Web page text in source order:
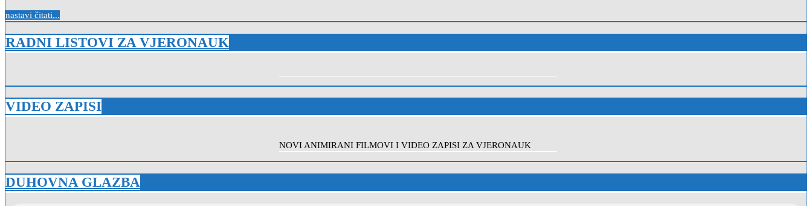
nastavi čitati...
RADNI LISTOVI ZA VJERONAUK
VIDEO ZAPISI
NOVI ANIMIRANI FILMOVI I VIDEO ZAPISI ZA VJERONAUK
DUHOVNA GLAZBA